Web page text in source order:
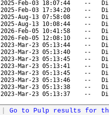
2025-Feb-03 18:07:44 --
2025-Feb-03 17:34:20 --
2025-Aug-13 07:58:08 --
2025-Aug-13 10:08:44 --
2026-Feb-05 10:41:58 --
2026-Feb-05 12:08:10 --
2023-Mar-23 05:13:44 --
2023-Mar-23 05:13:40 --
2023-Mar-23 05:13:45 --
2023-Mar-23 05:13:41 --
2023-Mar-23 05:13:45 --
2023-Mar-23 05:13:46 --
2023-Mar-23 05:13:38 --
2023-Mar-23 05:13:37 --
Go to Pulp results for